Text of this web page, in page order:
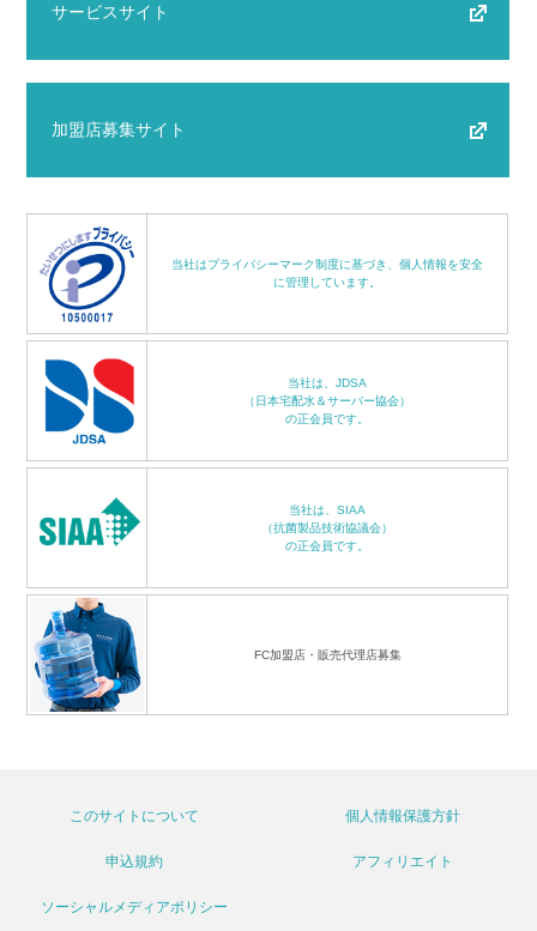
サービスサイト
加盟店募集サイト
当社はプライバシーマーク制度に基づき、個人情報を安全
に管理しています。
当社は、JDSA
（日本宅配水＆サーバー協会）
の正会員です。
当社は、SIAA
（抗菌製品技術協議会）
の正会員です。
FC加盟店・販売代理店募集
このサイトについて 個人情報保護方針
申込規約 アフィリエイト
ソーシャルメディアポリシー